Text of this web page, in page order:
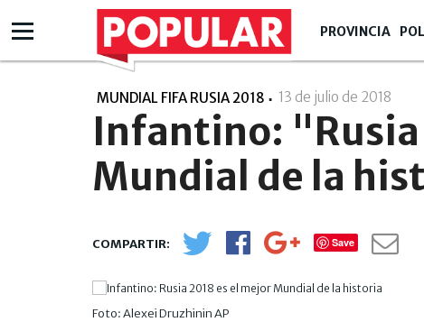
PROVINCIA
MUNDIAL FIFA RUSIA 2018 13 de julio de 2018
Infantino: "Rusia
Mundial de la
Save
Foto: Alexei Druzhinin AP